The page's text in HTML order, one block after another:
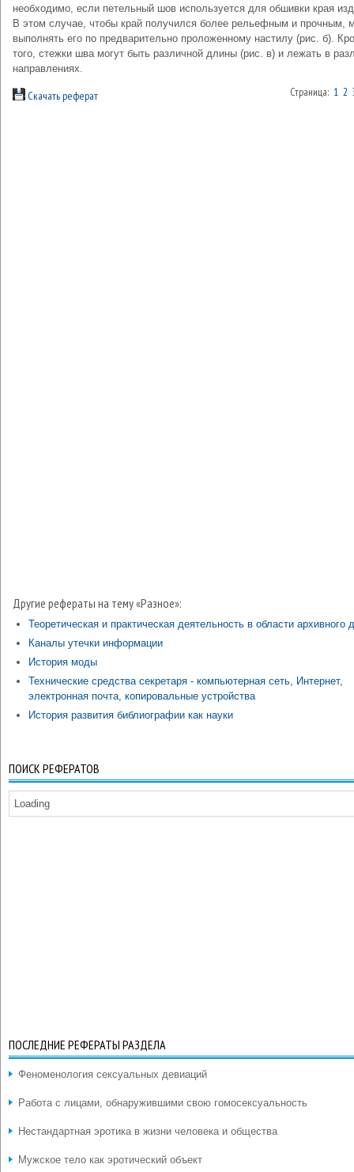
необходимо, если петельный шов используется для обшивки края
В этом случае, чтобы край получился более рельефным и прочным,
выполнять его по предварительно проложенному настилу (рис. б).
того, стежки шва могут быть различной длины (рис. в) и лежать в
направлениях.
Скачать реферат Страница: 1 2
Другие рефераты на тему «Разное»:
Теоретическая и практическая деятельность в области архивного
Каналы утечки информации
История моды
Технические средства секретаря - компьютерная сеть, Интернет,
электронная почта, копировальные устройства
История развития библиографии как науки
ПОИСК РЕФЕРАТОВ
Loading
ПОСЛЕДНИЕ РЕФЕРАТЫ РАЗДЕЛА
Феноменология сексуальных девиаций
Работа с лицами, обнаружившими свою гомосексуальность
Нестандартная эротика в жизни человека и общества
Мужское тело как эротический объект